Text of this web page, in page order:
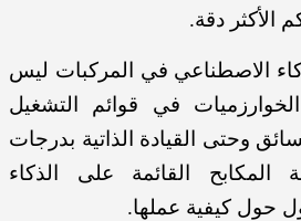
الأكثر دقة.
الاصطناعي في المركبات ليس
في قوائم التشغيل
وحتى القيادة الذاتية بدرجات
المكابح القائمة على الذكاء
حول كيفية عملها.